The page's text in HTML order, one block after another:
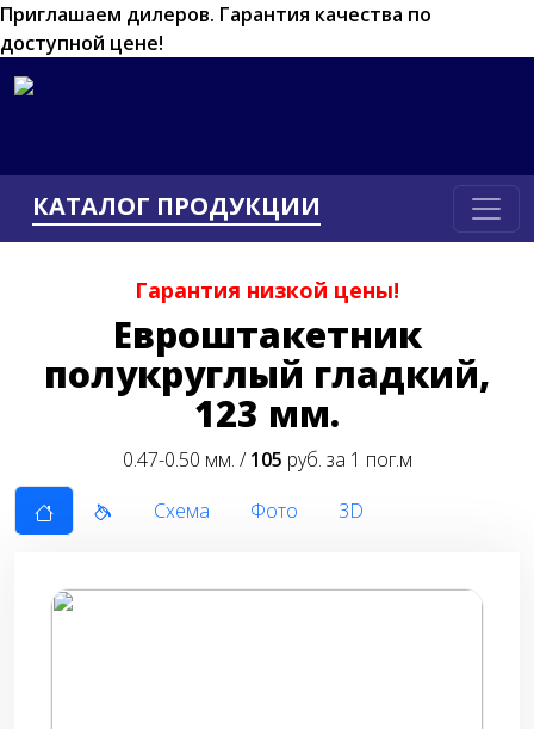
Приглашаем дилеров. Гарантия качества по
доступной цене!
КАТАЛОГ ПРОДУКЦИИ
Гарантия низкой цены!
Евроштакетник
полукруглый гладкий,
123 мм.
0.47-0.50 мм. /105 руб. за 1 пог.м
Схема
Фото 3D